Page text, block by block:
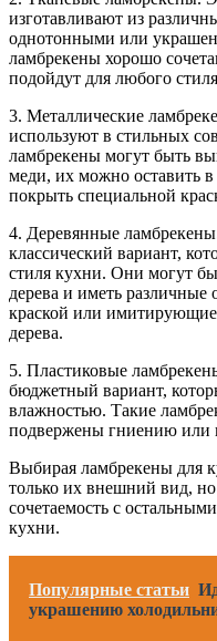
изготавливают из
однотонными или
ламбрекены хорошо
подойдут для любого
3. Металлические
используют в стильных
ламбрекены могут быть
меди, их можно оставить в
покрыть специальной
4. Деревянные
классический вариант,
стиля кухни. Они могут
дерева и иметь
краской или имитирующие
дерева.
5. Пластиковые
бюджетный вариант,
влажностью. Такие
подвержены гниению или
Выбирая ламбрекены для
только их внешний вид,
сочетаемость с
кухни.
Популярные статьи
украшению